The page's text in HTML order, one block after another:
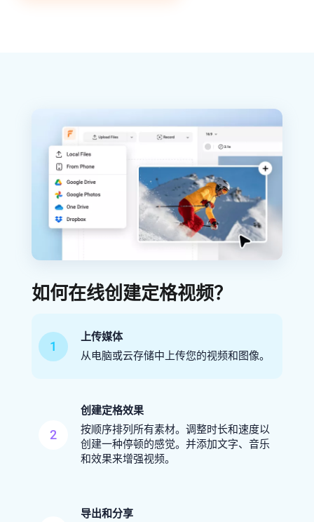
如何在线创建定格视频？
1
上传媒体
从电脑或云存储中上传您的视频和图像。
2
创建定格效果
按顺序排列所有素材。调整时长和速度以
创建一种停顿的感觉。并添加文字、音乐
和效果来增强视频。
导出和分享